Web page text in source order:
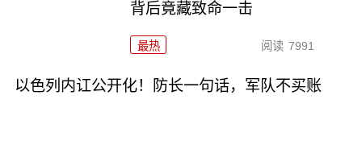
背后竟藏致命一击
最热 阅读 7991
以色列内讧公开化！防长一句话，军队不买账